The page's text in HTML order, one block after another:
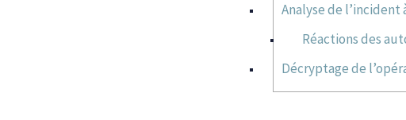
Analyse de
Réactions des
Décryptage de